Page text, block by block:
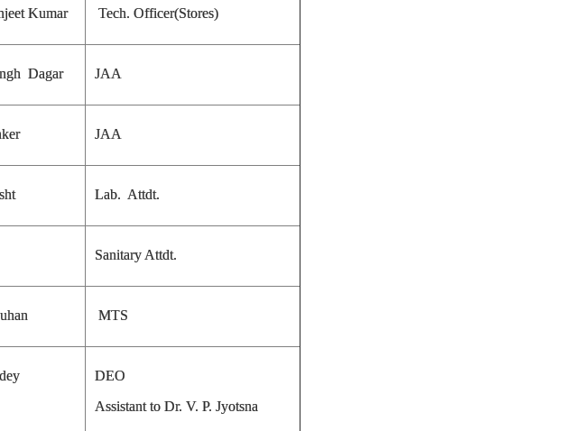
Kumar Tech. Officer(Stores)
Dagar JAA
JAA
Lab. Attdt.
Sanitary Attdt.
MTS
DEO
Assistant to Dr. V. P. Jyotsna